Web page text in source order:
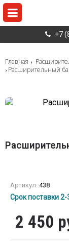
+7
Главная
Расширительный
Артикул: 438
Срок поставки
2 450